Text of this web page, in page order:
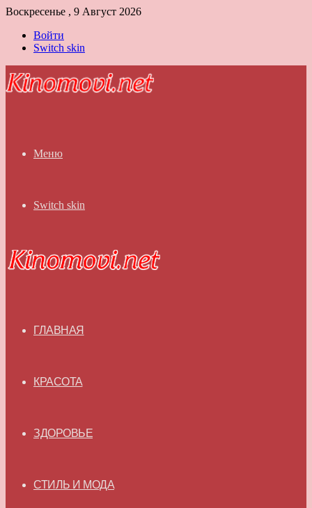
Воскресенье , 9 Август 2026
Войти
Switch skin
Меню
Switch skin
ГЛАВНАЯ
КРАСОТА
ЗДОРОВЬЕ
СТИЛЬ И МОДА